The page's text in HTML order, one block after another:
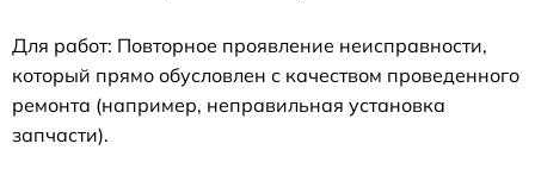
Для работ: Повторное проявление неисправности,
который прямо обусловлен с качеством проведенного
ремонта (например, неправильная установка
запчасти).